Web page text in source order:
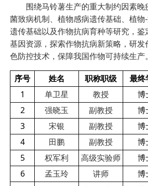
围绕马铃薯生产的重大制约因素
菌致病机制、植物感病遗传基础、植
遗传基础以及作物抗病育种等研究，鉴
基因资源，探索作物抗病新策略，研
色防控技术，保障我国作物可持续生产。
序号 姓名 职称职级 最终
1
单卫星 教授 博
2
强晓玉 副教授 博
3
宋银 副教授 博
4
田鹏 副教授 博
5
权军利 高级实验师 博
6
孟玉玲 讲师 博